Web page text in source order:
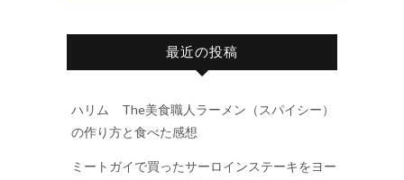
最近の投稿
ハリム The美食職人ラーメン（スパイシー）
の作り方と食べた感想
ミートガイで買ったサーロインステーキをヨー